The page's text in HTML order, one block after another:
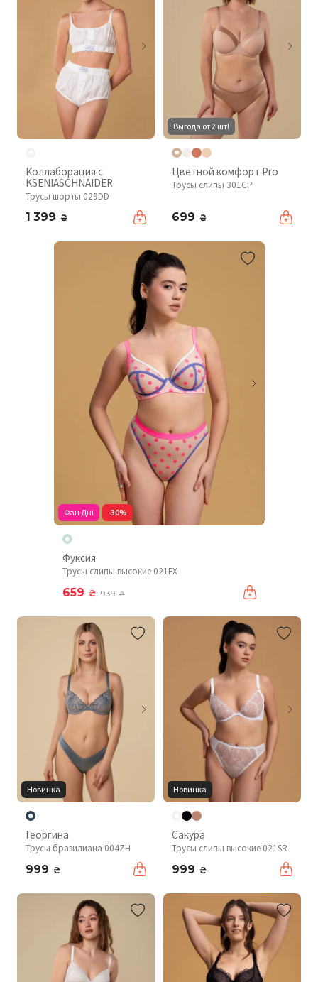
Коллаборация с
KSENIASCHNAIDER
Трусы шорты 029DD
1 399 ₴
Выгода от 2 шт!
Цветной комфорт Pro
Трусы слипы 301CP
699 ₴
Фан Дні -30%
Фуксия
Трусы слипы высокие 021FX
659 ₴ 939₴
Новинка
Георгина
Трусы бразилиана 004ZH
999 ₴
Новинка
Сакура
Трусы слипы высокие 021SR
999 ₴